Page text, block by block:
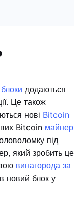
блоки додаються
Це також
нові Bitcoin
Bitcoin майнер
під
який зробить це
винагорода за
новий блок у